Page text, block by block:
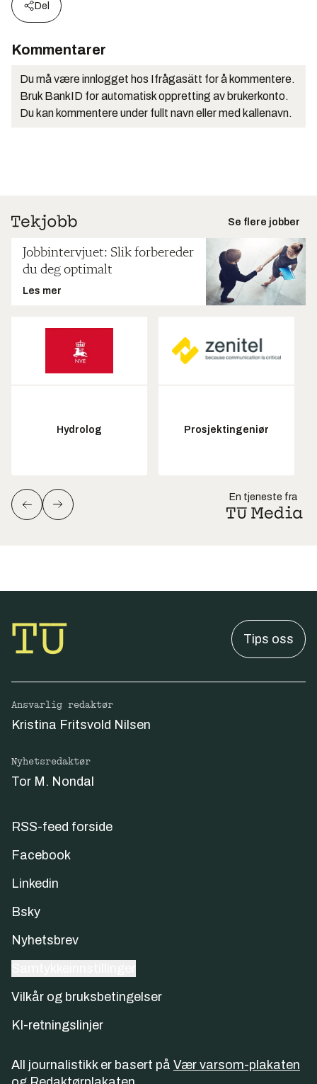
Del
Kommentarer
Du må være innlogget hos Ifrågasätt for å kommentere.
Bruk BankID for automatisk oppretting av brukerkonto.
Du kan kommentere under fullt navn eller med kallenavn.
Se flere jobber
Jobbintervjuet: Slik forbereder
du deg optimalt
Les mer
Hydrolog Prosjektingeniør
En tjeneste fra
Tips oss
Ansvarlig redaktør
Kristina Fritsvold Nilsen
Nyhetsredaktør
Tor M. Nondal
RSS-feed forside
Facebook
Linkedin
Bsky
Nyhetsbrev
Vilkår og bruksbetingelser
KI-retningslinjer
All journalistikk er basert på Vær varsom-plakaten